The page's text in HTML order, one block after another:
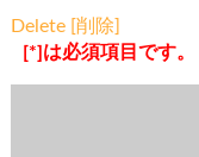
Delete [削除]
[*]は必須項目です。